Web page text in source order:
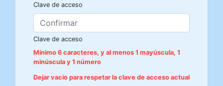
Clave de acceso
Clave de acceso
Mínimo 6 caracteres, y al menos 1 mayúscula, 1
minúscula y 1 número
Dejar vacio para respetar la clave de acceso actual